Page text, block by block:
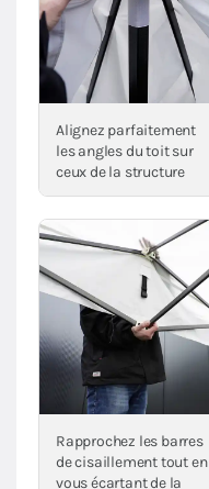
Alignez parfaitement
les angles du toit sur
ceux de la structure
Rapprochez les barres
de cisaillement tout en
vous écartant de la